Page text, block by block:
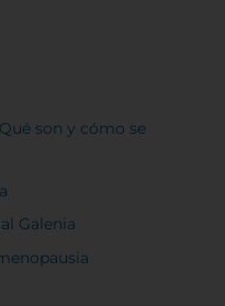
son y cómo se
Galenia